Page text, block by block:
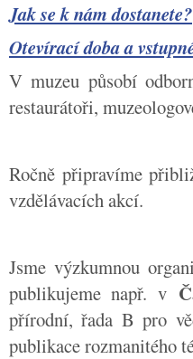
Jak se k nám dostanete?
Otevírací doba a
V muzeu působí
restaurátoři,
Ročně připravíme
vzdělávacích akcí.
Jsme výzkumnou
publikujeme např. v
přírodní, řada B pro
publikace rozmanitého